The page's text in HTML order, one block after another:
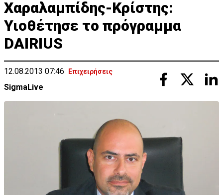
Χαραλαμπίδης-Κρίστης:
Υιοθέτησε το πρόγραμμα
DAIRIUS
12.08.2013 07:46 Επιχειρήσεις
SigmaLive